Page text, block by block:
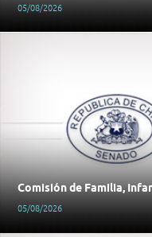
05/08/2026
Comisión de Familia,
05/08/2026